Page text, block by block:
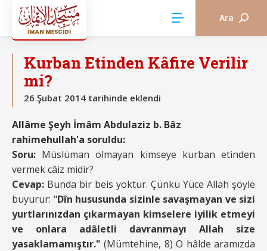
Ara
KURBAN VE HAYVAN KESİMİ
Kurban Etinden Kâfire Verilir
mi?
26 Şubat 2014 tarihinde eklendi
Allâme Şeyh İmâm Abdulaziz b. Bâz
rahimehullah'a soruldu:
Soru: Müslüman olmayan kimseye kurban etinden
vermek câiz midir?
Cevap: Bunda bir beis yoktur. Çünkü Yüce Allah şöyle
buyurur: "Dîn hususunda sizinle savaşmayan ve sizi
yurtlarınızdan çıkarmayan kimselere iyilik etmeyi
ve onlara adâletli davranmayı Allah size
yasaklamamıştır." (Mümtehine, 8) O hâlde aramızda